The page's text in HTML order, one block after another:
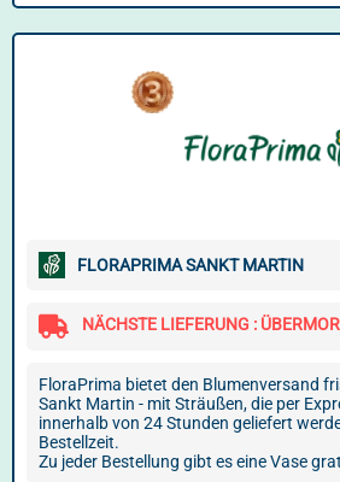
FLORAPRIMA SANKT MARTIN
NÄCHSTE LIEFERUNG :
FloraPrima bietet den Blumenversand
Sankt Martin - mit Sträußen, die per
innerhalb von 24 Stunden geliefert
Bestellzeit.
Zu jeder Bestellung gibt es eine Vase